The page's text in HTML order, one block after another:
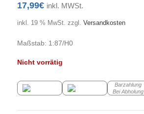
17,99€ inkl. MWSt.
inkl. 19 % MwSt. zzgl. Versandkosten
Maßstab: 1:87/H0
Nicht vorrätig
Barzahlung
Bei Abholung